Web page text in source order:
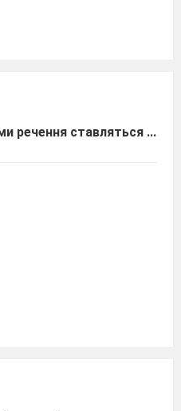
речення ставляться ...